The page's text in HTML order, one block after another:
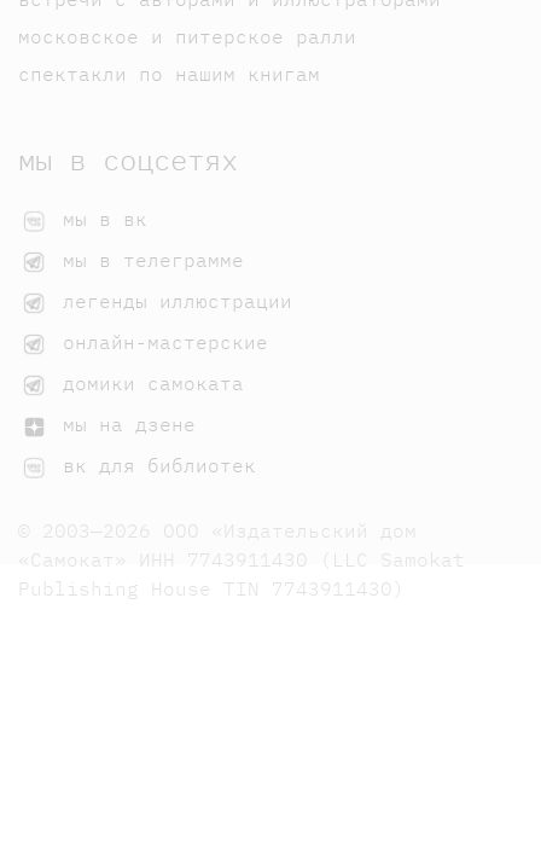
московское и питерское ралли
спектакли по нашим книгам
мы в соцсетях
мы в вк
мы в телеграмме
легенды иллюстрации
онлайн-мастерские
домики самоката
мы на дзене
вк для библиотек
© 2003—2026 ООО «Издательский дом
«Самокат» ИНН 7743911430 (LLC Samokat
Publishing House TIN 7743911430)